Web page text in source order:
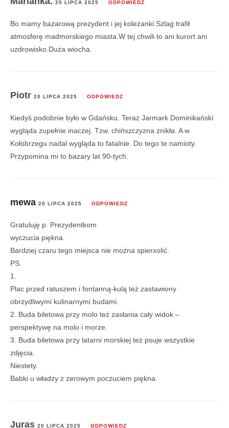
20 LIPCA 2025 ODPOWIEDZ
Bo mamy bazarową prezydent i jej koleżanki.Szlag trafił
atmosferę madmorskiego miasta.W tej chwili to ani kurort ani
uzdrowisko.Duża wiocha.
Piotr 20 LIPCA 2025 ODPOWIEDZ
Kiedyś podobnie było w Gdańsku. Teraz Jarmark Dominikański
wygląda zupełnie inaczej. Tzw. chińszczyzna znikła. A w
Kołobrzegu nadal wygląda to fatalnie. Do tego te namioty.
Przypomina mi to bazary lat 90-tych.
mewa 20 LIPCA 2025 ODPOWIEDZ
Gratuluję p. Prezydentkom
wyczucia piękna.
Bardziej czaru tego miejsca nie można spierxolić.
PS.
1.
Plac przed ratuszem i fontanną-kulą też zastawiony
obrzydliwymi kulinarnymi budami.
2. Buda biletowa przy molo też zasłania cały widok –
perspektywę na molo i morze.
3. Buda biletowa przy latarni morskiej też psuje wszystkie
zdjęcia.
Niestety.
Babki u władzy z zerowym poczuciem piękna.
Juras 20 LIPCA 2025 ODPOWIEDZ